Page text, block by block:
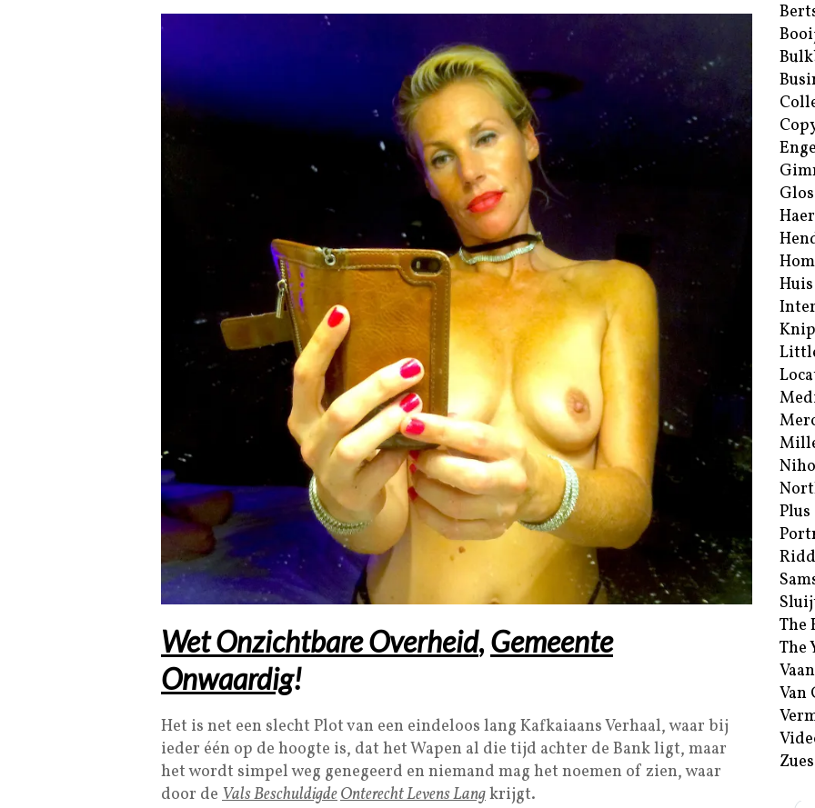
Wet Onzichtbare Overheid, Gemeente
Onwaardig!
Het is net een slecht Plot van een eindeloos lang Kafkaiaans Verhaal, waar bij
ieder één op de hoogte is, dat het Wapen al die tijd achter de Bank ligt, maar
het wordt simpel weg genegeerd en niemand mag het noemen of zien, waar
door de Vals BeschuldigdeOnterecht Levens Langkrijgt.
Plus
The
The
Van